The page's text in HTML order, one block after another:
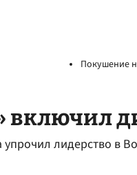
Покушение
включил
упрочил лидерство в